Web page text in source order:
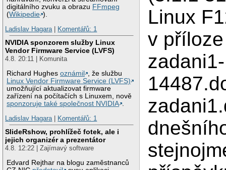
digitálního zvuku a obrazu FFmpeg
(Wikipedie ).
Ladislav Hagara| Komentářů: 1
NVIDIA sponzorem služby Linux
Vendor Firmware Service (LVFS)
4.8. 20:11 | Komunita
Richard Hughesoznámil
, že službu
Linux Vendor Firmware Service (LVFS)
umožňující aktualizovat firmware
zařízení na počítačích s Linuxem, nově
sponzoruje také společnost NVIDIA
Ladislav Hagara| Komentářů: 1
SlideRshow, prohlížeč fotek, ale i
jejich organizér a prezentátor
4.8. 12:22 | Zajímavý software
Edvard Rejthar na blogu zaměstnanců
Linux
v
zadani1-